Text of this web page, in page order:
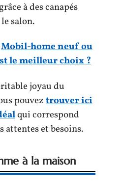
à des canapés
salon.
Mobil-home neuf ou
le meilleur choix ?
joyau du
pouveztrouver ici
qui correspond
attentes et besoins.
à la maison